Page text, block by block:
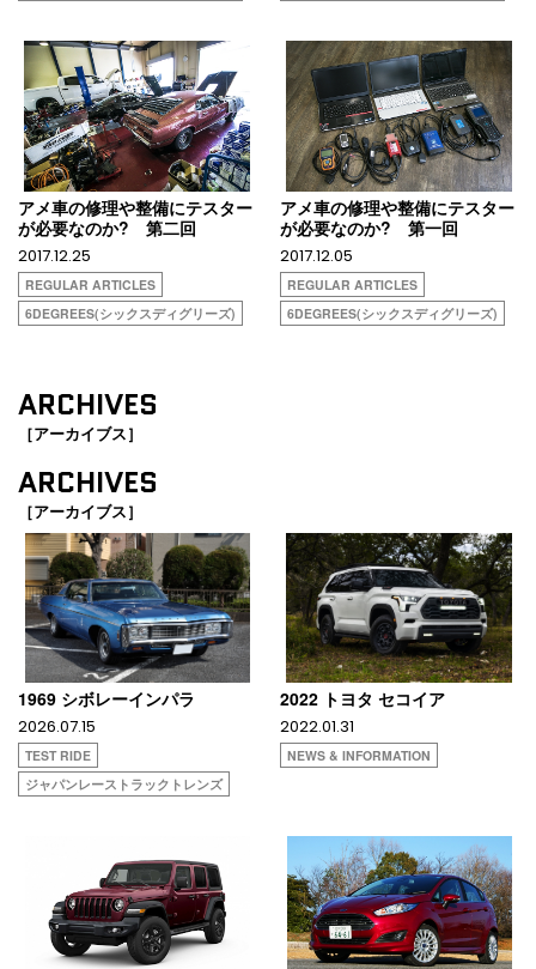
アメ車の修理や整備にテスター
が必要なのか? 第二回
2017.12.25
REGULAR ARTICLES
6DEGREES(シックスディグリーズ)
アメ車の修理や整備にテスター
が必要なのか? 第一回
2017.12.05
REGULAR ARTICLES
6DEGREES(シックスディグリーズ)
ARCHIVES
［アーカイブス］
ARCHIVES
［アーカイブス］
1969 シボレーインパラ
2026.07.15
TEST RIDE
ジャパンレーストラックトレンズ
2022 トヨタ セコイア
2022.01.31
NEWS & INFORMATION